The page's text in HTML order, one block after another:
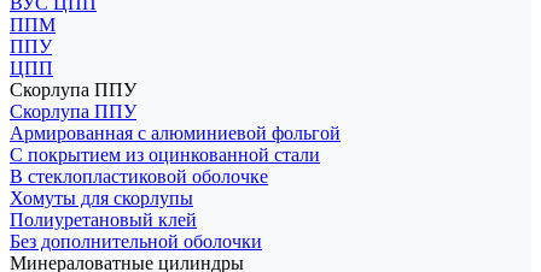
ППМ
ППУ
ЦПП
Скорлупа ППУ
Скорлупа ППУ
Армированная с алюминиевой фольгой
С покрытием из оцинкованной стали
В стеклопластиковой оболочке
Хомуты для скорлупы
Полиуретановый клей
Без дополнительной оболочки
Минераловатные цилиндры